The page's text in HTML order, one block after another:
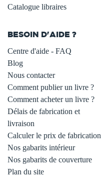
Catalogue libraires
BESOIN D'AIDE ?
Centre d'aide - FAQ
Blog
Nous contacter
Comment publier un livre ?
Comment acheter un livre ?
Délais de fabrication et
livraison
Calculer le prix de fabrication
Nos gabarits intérieur
Nos gabarits de couverture
Plan du site